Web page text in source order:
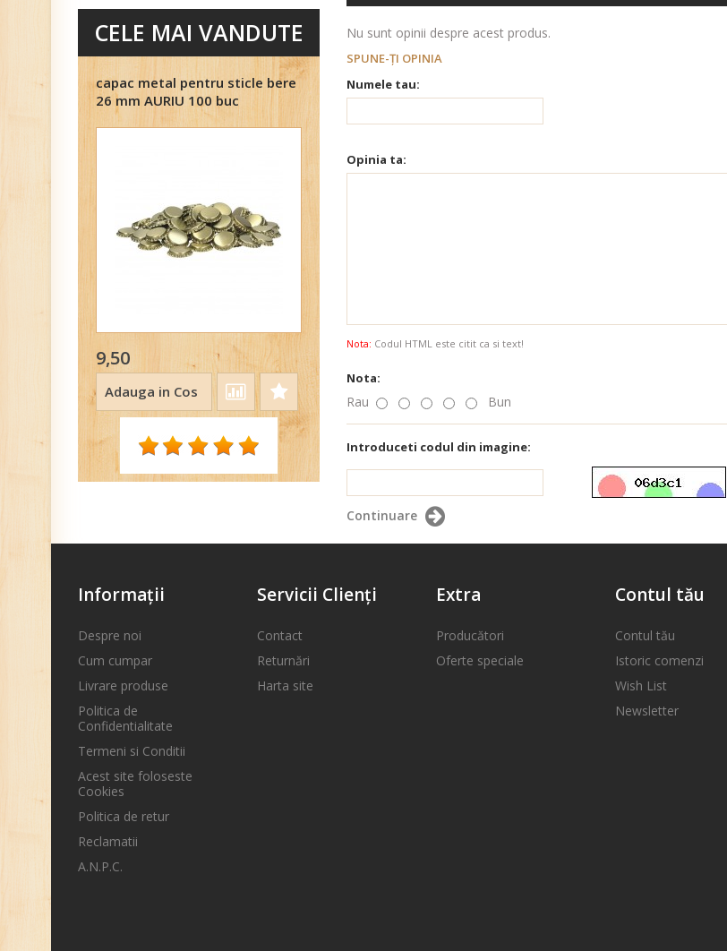
Nu sunt opinii despre acest produs.
SPUNE-ŢI OPINIA
Numele tau:
Opinia ta:
Nota: Codul HTML este citit ca si text!
Nota:
Rau Bun
Introduceti codul din imagine:
Continuare
CELE MAI VANDUTE
capac metal pentru sticle bere
26 mm AURIU 100 buc
9,50
Adauga in Cos
Informaţii
Despre noi
Cum cumpar
Livrare produse
Politica de
Confidentialitate
Termeni si Conditii
Acest site foloseste
Cookies
Politica de retur
Reclamatii
A.N.P.C.
Servicii Clienţi
Contact
Returnări
Harta site
Extra
Producători
Oferte speciale
Contul tău
Contul tău
Istoric comenzi
Wish List
Newsletter